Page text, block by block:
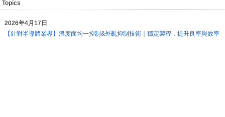
Topics
2026年4月17日
【針對半導體業界】溫度面均一控制&外亂抑制技術｜穩定製程．提升良率與效率